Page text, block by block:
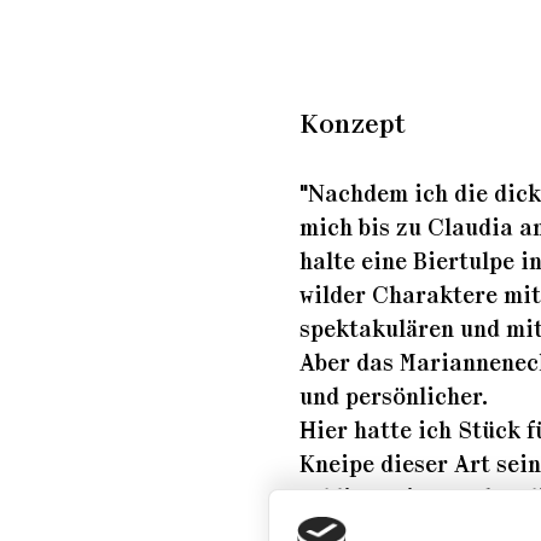
Konzept
"Nachdem ich die
mich bis zu Claudia
halte eine Biertulpe
wilder Charaktere
spektakulären und
Aber das
und persönlicher.
Hier hatte ich Stück
Kneipe dieser Art
Hier gibt man Acht